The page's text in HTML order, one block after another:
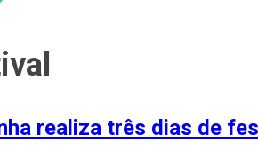
realiza três dias de